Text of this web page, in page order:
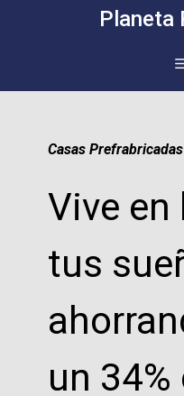
Planeta
Casas
Vive en
tus
un 34%